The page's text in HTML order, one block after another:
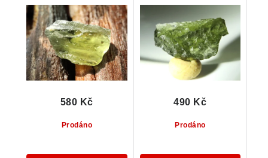
Prodáno
580 Kč
Prodáno
490 Kč